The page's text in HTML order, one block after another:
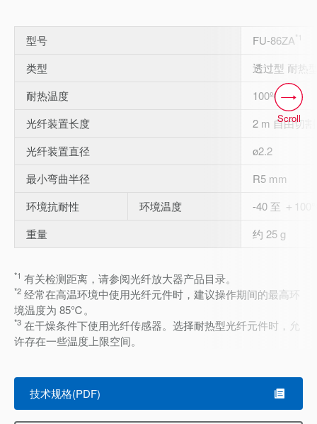
型号 FU-86ZA*1
类型
透过型 耐热
耐热温度
100ºC *3
光纤装置长度
2 m 自由切割
光纤装置直径
ø2.2
最小弯曲半径
R5 mm
环境抗耐性
环境温度
-40 至 ＋
重量
约 25 g
*1 有关检测距离，请参阅光纤放大器产品目录。
*2 经常在高温环境中使用光纤元件时，建议操作期间的最高环
境温度为 85℃。
*3 在干燥条件下使用光纤传感器。选择耐热型光纤元件时，允
许存在一些温度上限空间。
Scroll
技术规格(PDF)